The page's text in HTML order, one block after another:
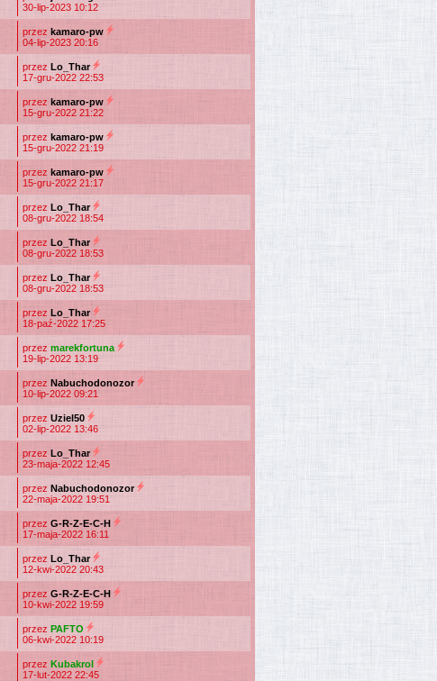
30-lip-2023 10:12
przez kamaro-pw
04-lip-2023 20:16
przez Lo_Thar
17-gru-2022 22:53
przez kamaro-pw
15-gru-2022 21:22
przez kamaro-pw
15-gru-2022 21:19
przez kamaro-pw
15-gru-2022 21:17
przez Lo_Thar
08-gru-2022 18:54
przez Lo_Thar
08-gru-2022 18:53
przez Lo_Thar
08-gru-2022 18:53
przez Lo_Thar
18-paź-2022 17:25
przez marekfortuna
19-lip-2022 13:19
przez Nabuchodonozor
10-lip-2022 09:21
przez Uziel50
02-lip-2022 13:46
przez Lo_Thar
23-maja-2022 12:45
przez Nabuchodonozor
22-maja-2022 19:51
przez G-R-Z-E-C-H
17-maja-2022 16:11
przez Lo_Thar
12-kwi-2022 20:43
przez G-R-Z-E-C-H
10-kwi-2022 19:59
przez PAFTO
06-kwi-2022 10:19
przez Kubakrol
17-lut-2022 22:45